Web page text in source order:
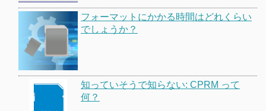
フォーマットにかかる時間はどれくらい
でしょうか？
知っていそうで知らない: CPRM って
何？